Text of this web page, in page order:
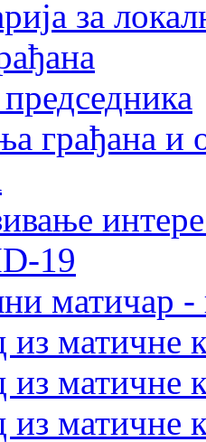
за
грађана и
19
матичар -
из матичне
из матичне
из матичне